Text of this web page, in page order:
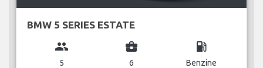
BMW 5 SERIES ESTATE
group
5
business_center
6
local_gas_station
Benzine